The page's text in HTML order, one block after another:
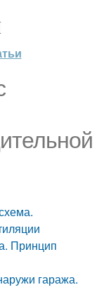
Принцип
гаража.